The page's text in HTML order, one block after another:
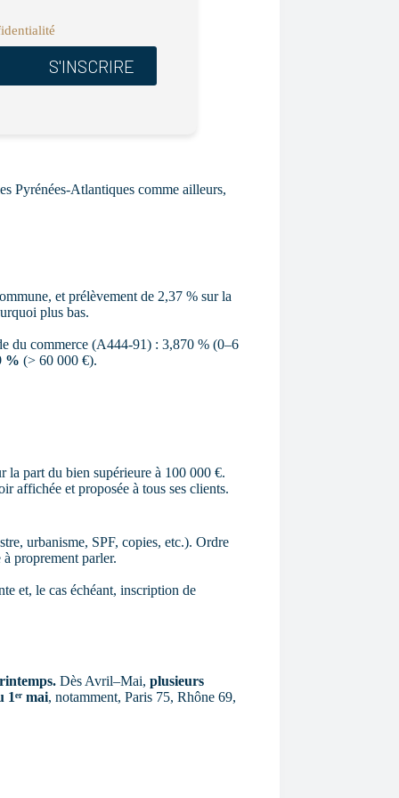
Pyrénées-Atlantiques comme ailleurs,
et prélèvement de 2,37 % sur la
plus bas.
du commerce (A444-91) : 3,870 % (0–6
% (> 60 000 €).
la part du bien supérieure à 100 000 €.
affichée et proposée à tous ses clients.
urbanisme, SPF, copies, etc.). Ordre
proprement parler.
et, le cas échéant, inscription de
Dès Avril–Mai, plusieurs
mai, notamment, Paris 75, Rhône 69,